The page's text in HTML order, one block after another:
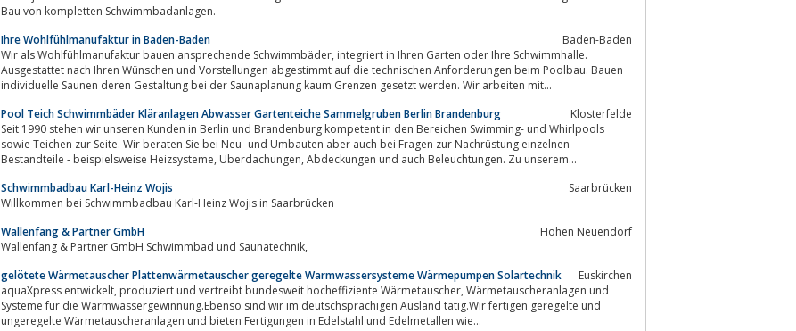
Bau von kompletten Schwimmbadanlagen.
Ihre Wohlfühlmanufaktur in Baden-Baden
Baden-Baden
Wir als Wohlfühlmanufaktur bauen ansprechende Schwimmbäder, integriert in Ihren Garten oder Ihre Schwimmhalle.
Ausgestattet nach Ihren Wünschen und Vorstellungen abgestimmt auf die technischen Anforderungen beim Poolbau. Bauen
individuelle Saunen deren Gestaltung bei der Saunaplanung kaum Grenzen gesetzt werden. Wir arbeiten mit...
Pool Teich Schwimmbäder Kläranlagen Abwasser Gartenteiche Sammelgruben Berlin Brandenburg
Klosterfelde
Seit 1990 stehen wir unseren Kunden in Berlin und Brandenburg kompetent in den Bereichen Swimming- und Whirlpools
sowie Teichen zur Seite. Wir beraten Sie bei Neu- und Umbauten aber auch bei Fragen zur Nachrüstung einzelnen
Bestandteile - beispielsweise Heizsysteme, Überdachungen, Abdeckungen und auch Beleuchtungen. Zu unserem...
Schwimmbadbau Karl-Heinz Wojis
Saarbrücken
Willkommen bei Schwimmbadbau Karl-Heinz Wojis in Saarbrücken
Wallenfang & Partner GmbH
Hohen Neuendorf
Wallenfang & Partner GmbH Schwimmbad und Saunatechnik,
gelötete Wärmetauscher Plattenwärmetauscher geregelte Warmwassersysteme Wärmepumpen Solartechnik
Euskirchen
aquaXpress entwickelt, produziert und vertreibt bundesweit hocheffiziente Wärmetauscher, Wärmetauscheranlagen und
Systeme für die Warmwassergewinnung.Ebenso sind wir im deutschsprachigen Ausland tätig.Wir fertigen geregelte und
ungeregelte Wärmetauscheranlagen und bieten Fertigungen in Edelstahl und Edelmetallen wie...